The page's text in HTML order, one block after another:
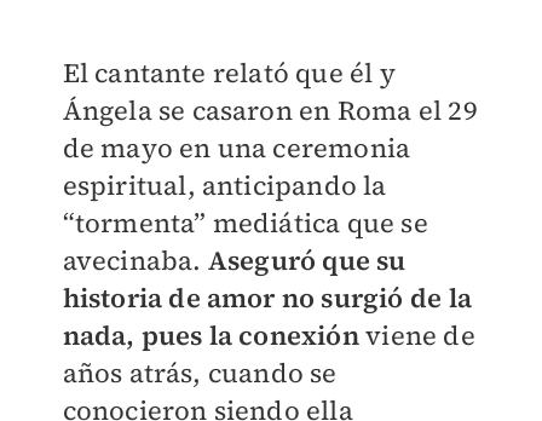
El cantante relató que él y
Ángela se casaron en Roma el 29
de mayo en una ceremonia
espiritual, anticipando la
“tormenta” mediática que se
avecinaba. Aseguró que su
historia de amor no surgió de la
nada, pues la conexiónviene de
años atrás, cuando se
conocieron siendo ella